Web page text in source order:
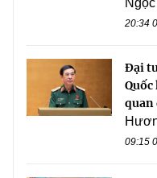
20:34
Đại
quan
09:15